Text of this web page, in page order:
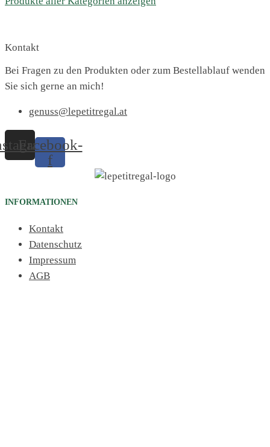
Kontakt
Bei Fragen zu den Produkten oder zum Bestellablauf wenden
Sie sich gerne an mich!
genuss@lepetitregal.at
Facebook-
f
INFORMATIONEN
Kontakt
Datenschutz
Impressum
AGB